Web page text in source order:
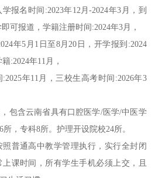
报名时间:2023年12月-2024年3月，到
可报道，学籍注册时间:2024年3月，
年5月1日至8月20日，开学报到:2024
:2024年11月，
年11月，三校生高考时间:2026年3
包含云南省具有口腔医学/医学/中医学
，专科8所。护理开设院校24所。
普通高中教学管理执行，实行全封闭
课时间，所有学生手机必须上交，且